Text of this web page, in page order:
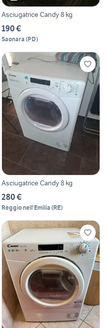
Asciugatrice Candy 8 kg
190 €
Saonara (PD)
Asciugatrice Candy 8 kg
280 €
Reggio nell'Emilia (RE)